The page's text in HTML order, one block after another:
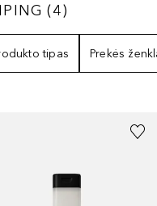
4
(4)
tipas Prekės